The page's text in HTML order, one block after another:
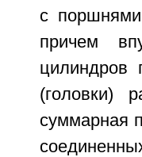
с
причем
цилиндров
(головки)
суммарная